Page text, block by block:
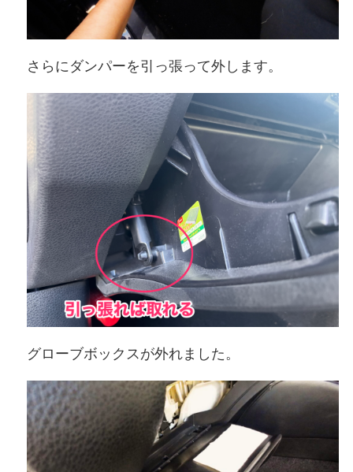
さらにダンパーを引っ張って外します。
グローブボックスが外れました。